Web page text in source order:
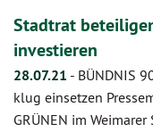
Stadtrat
investieren
28.07.21 - BÜNDNIS
klug einsetzen
GRÜNEN im